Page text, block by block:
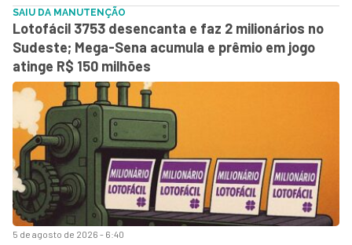
5 de agosto de 2026 - 6:40
SAIU DA MANUTENÇÃO
Lotofácil 3753 desencanta e faz 2 milionários no
Sudeste; Mega-Sena acumula e prêmio em jogo
atinge R$ 150 milhões